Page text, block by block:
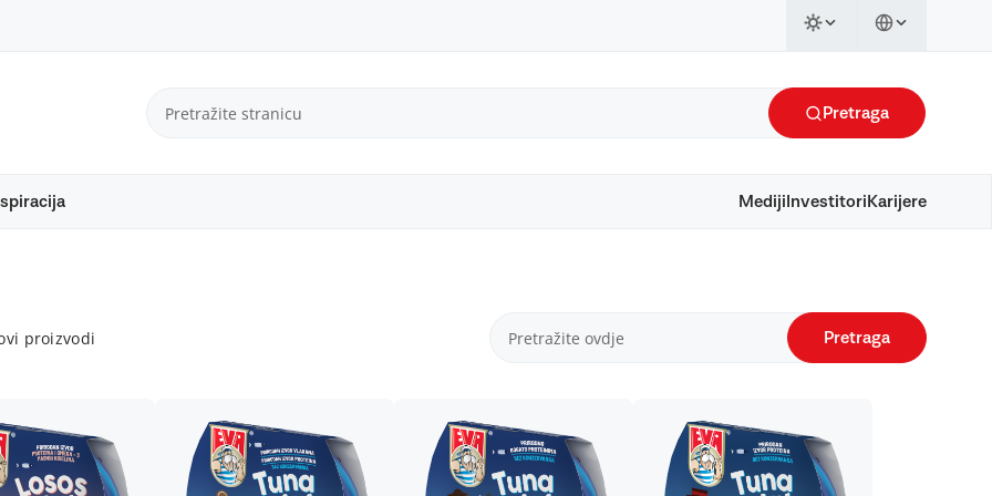
Pretraga
Mediji Investitori Karijere
proizvodi Pretraga